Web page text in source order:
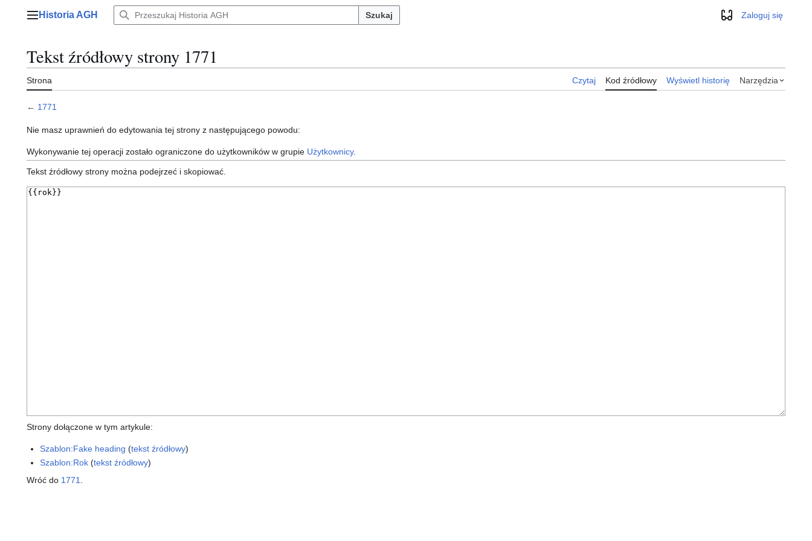
Menu główne
Historia AGH Szukaj WyglądZaloguj się
Tekst źródłowy strony 1771
Strona Czytaj Kod źródłowy Wyświetl historię Narzędzia
← 1771
Nie masz uprawnień do edytowania tej strony z następującego powodu:
Wykonywanie tej operacji zostało ograniczone do użytkowników w grupie Użytkownicy.
Tekst źródłowy strony można podejrzeć i skopiować.
Strony dołączone w tym artykule:
Szablon:Fake heading (tekst źródłowy)
Szablon:Rok (tekst źródłowy)
Wróć do 1771